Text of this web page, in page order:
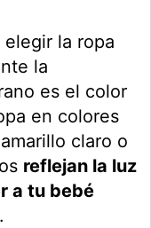
la ropa
la
es el color
en colores
claro o
reflejan la luz
a tu bebé